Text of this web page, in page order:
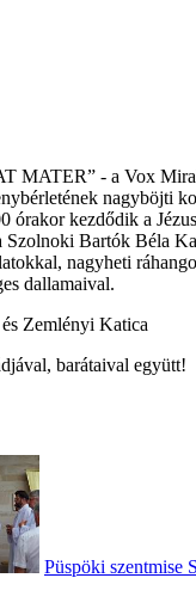
MATER” - a Vox
nagyböjti
órakor kezdődik a
Szolnoki Bartók Béla
nagyheti
dallamaival.
Zemlényi Katica
barátaival együtt!
Püspöki szentmise